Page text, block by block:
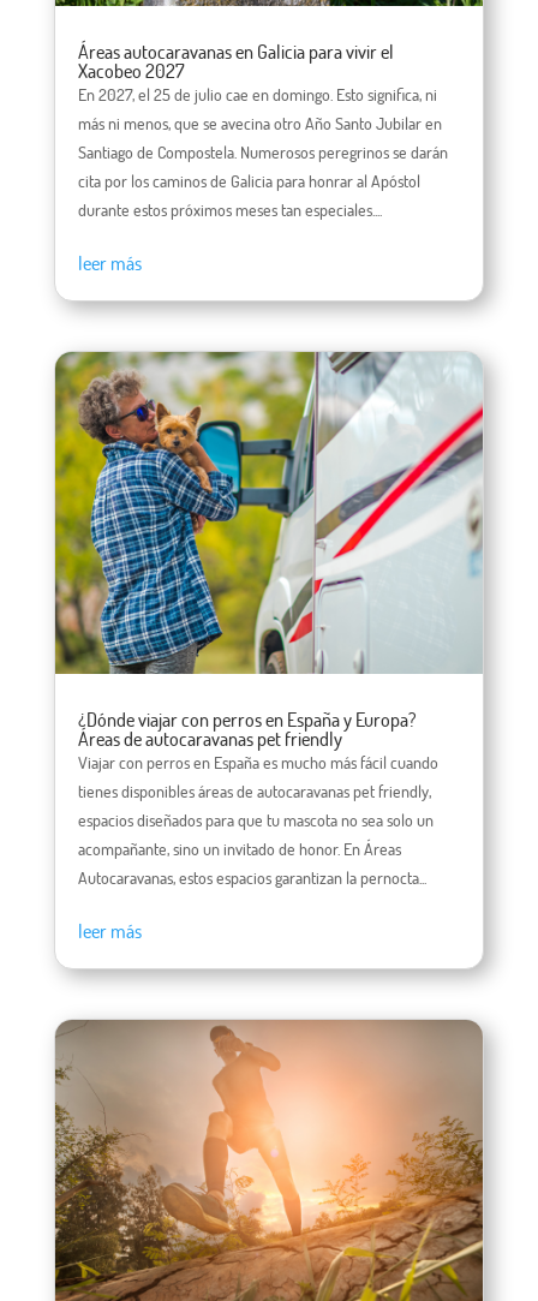
Áreas autocaravanas en Galicia para vivir el
Xacobeo 2027
En 2027, el 25 de julio cae en domingo. Esto significa, ni
más ni menos, que se avecina otro Año Santo Jubilar en
Santiago de Compostela. Numerosos peregrinos se darán
cita por los caminos de Galicia para honrar al Apóstol
durante estos próximos meses tan especiales....
leer más
¿Dónde viajar con perros en España y Europa?
Áreas de autocaravanas pet friendly
Viajar con perros en España es mucho más fácil cuando
tienes disponibles áreas de autocaravanas pet friendly,
espacios diseñados para que tu mascota no sea solo un
acompañante, sino un invitado de honor. En Áreas
Autocaravanas, estos espacios garantizan la pernocta...
leer más